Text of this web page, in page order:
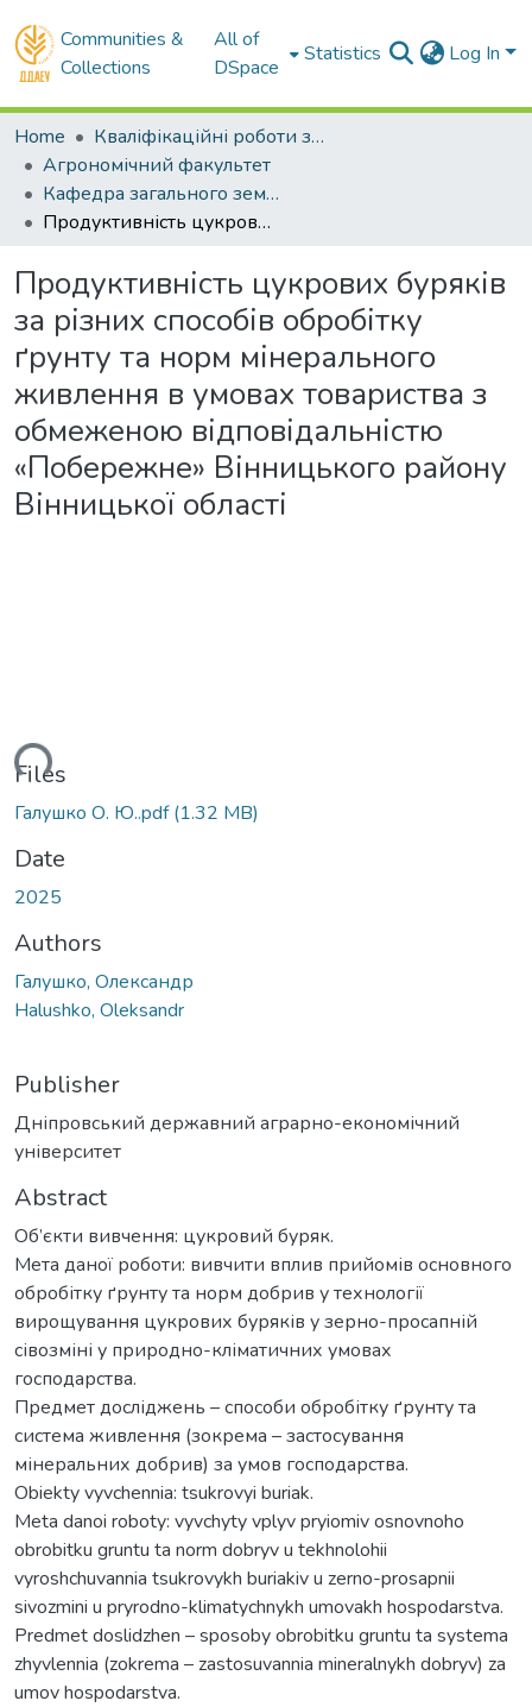
Communities &
Collections
All of
DSpace
Statistics Log In
Home
Кваліфікаційні роботи здобувачів вищої освіти
Агрономічний факультет
Кафедра загального землеробства та ґрунтознавства . Магістри
Продуктивність цукрових буряків за різних способів обробітку ґрунту та норм мінерального живлення в умовах товариства з обмеженою відповідальністю «Побережне» Вінницького району Вінницької області
Продуктивність цукрових буряків
за різних способів обробітку
ґрунту та норм мінерального
живлення в умовах товариства з
обмеженою відповідальністю
«Побережне» Вінницького району
Вінницької області
Files
Галушко О. Ю..pdf(1.32 MB)
Date
2025
Authors
Галушко, Олександр
Halushko, Oleksandr
Publisher
Дніпровський державний аграрно-економічний
університет
Abstract
Об’єкти вивчення: цукровий буряк.
Мета даної роботи: вивчити вплив прийомів основного
обробітку ґрунту та норм добрив у технології
вирощування цукрових буряків у зерно-просапній
сівозміні у природно-кліматичних умовах
господарства.
Предмет досліджень – способи обробітку ґрунту та
система живлення (зокрема – застосування
мінеральних добрив) за умов господарства.
Obiekty vyvchennia: tsukrovyi buriak.
Meta danoi roboty: vyvchyty vplyv pryiomiv osnovnoho
obrobitku gruntu ta norm dobryv u tekhnolohii
vyroshchuvannia tsukrovykh buriakiv u zerno-prosapnii
sivozmini u pryrodno-klimatychnykh umovakh hospodarstva.
Predmet doslidzhen – sposoby obrobitku gruntu ta systema
zhyvlennia (zokrema – zastosuvannia mineralnykh dobryv) za
umov hospodarstva.